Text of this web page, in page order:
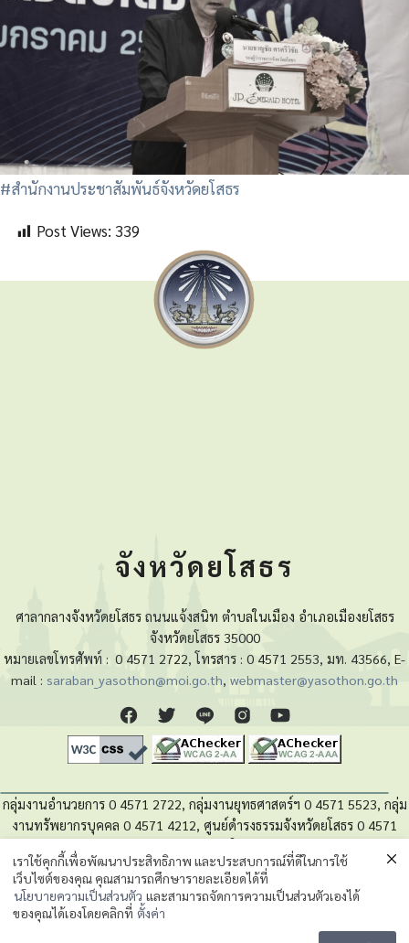
#สำนักงานประชาสัมพันธ์จังหวัดยโสธร
Post Views: 339
จังหวัดยโสธร
ศาลากลางจังหวัดยโสธร ถนนแจ้งสนิท ตำบลในเมือง อำเภอเมืองยโสธร
จังหวัดยโสธร 35000
หมายเลขโทรศัพท์ : 0 4571 2722, โทรสาร : 0 4571 2553, มท. 43566, E-
mail : saraban_yasothon@moi.go.th, webmaster@yasothon.go.th
กลุ่มงานอำนวยการ 0 4571 2722, กลุ่มงานยุทธศาสตร์ฯ 0 4571 5523, กลุ่ม
งานทรัพยากรบุคคล 0 4571 4212, ศูนย์ดำรงธรรมจังหวัดยโสธร 0 4571
นโยบายความเป็นส่วนตัวของข้อมูล
©2023 กลุ่มงานยุทธศาสตร์และข้อมูลเพื่อการพัฒนาจังหวัด. สำนักงานจังหวัดยโสธร.
เราใช้คุกกี้เพื่อพัฒนาประสิทธิภาพ และประสบการณ์ที่ดีในการใช้
เว็บไซต์ของคุณ คุณสามารถศึกษารายละเอียดได้ที่
นโยบายความเป็นส่วนตัว และสามารถจัดการความเป็นส่วนตัวเองได้
ของคุณได้เองโดยคลิกที่ ตั้งค่า